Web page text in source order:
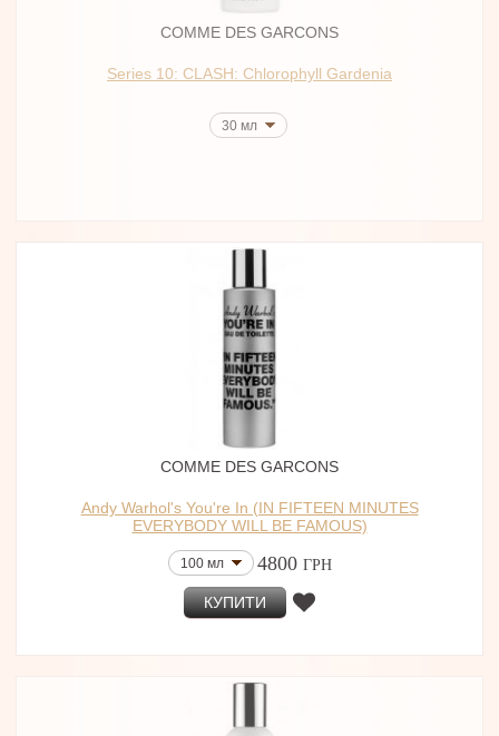
COMME DES GARCONS
Series 10: CLASH: Chlorophyll Gardenia
30 мл
COMME DES GARCONS
Andy Warhol's You're In (IN FIFTEEN MINUTES
EVERYBODY WILL BE FAMOUS)
100 мл 4800 ГРН
КУПИТИ